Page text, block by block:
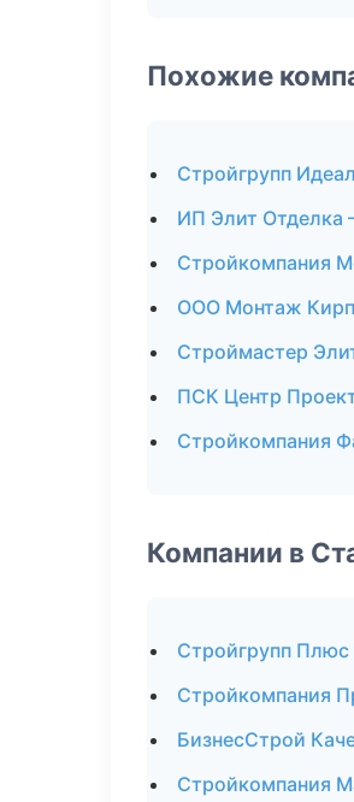
Похожие
Стройгрупп
ИП Элит Отделка
Стройкомпания
ООО Монтаж
Строймастер
ПСК Центр
Стройкомпания
Компании в
Стройгрупп
Стройкомпания
БизнесСтрой
Стройкомпания